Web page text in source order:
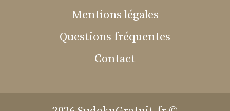
Mentions légales
Questions fréquentes
Contact